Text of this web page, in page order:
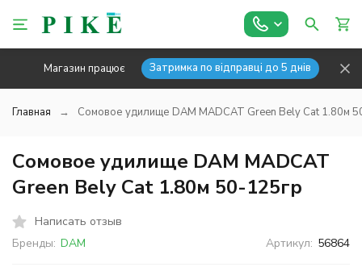
Магазин працює Затримка по відправці до 5 днів
Главная Сомовое удилище DAM MADCAT Green Bely Cat 1.80м
Сомовое удилище DAM MADCAT
Green Bely Cat 1.80м 50-125гр
Написать отзыв
Бренды: DAM Артикул: 56864